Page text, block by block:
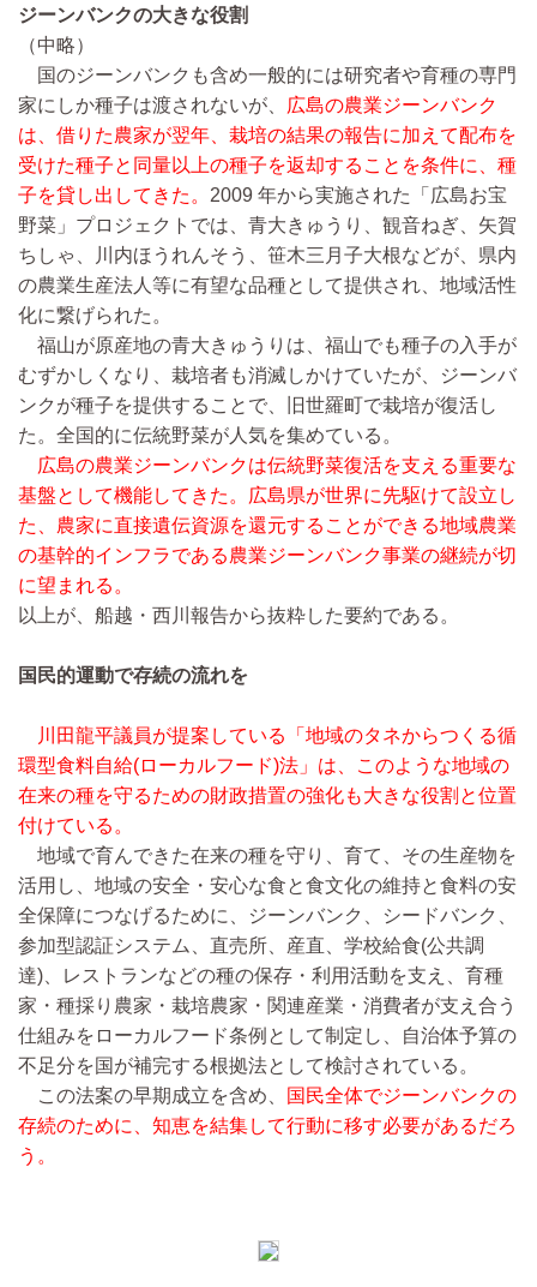
ジーンバンクの大きな役割
（中略）
国のジーンバンクも含め一般的には研究者や育種の専門
家にしか種子は渡されないが、
広島の農業ジーンバンク
は、借りた農家が翌年、栽培の結果の報告に加えて配布を
受けた種子と同量以上の種子を返却することを条件に、種
子を貸し出してきた。 2009 年から実施された「広島お宝
野菜」プロジェクトでは、青大きゅうり、観音ねぎ、矢賀
ちしゃ、川内ほうれんそう、笹木三月子大根などが、県内
の農業生産法人等に有望な品種として提供され、地域活性
化に繋げられた。
福山が原産地の青大きゅうりは、福山でも種子の入手が
むずかしくなり、栽培者も消滅しかけていたが、ジーンバ
ンクが種子を提供することで、旧世羅町で栽培が復活し
た。全国的に伝統野菜が人気を集めている。
広島の農業ジーンバンクは伝統野菜復活を支える重要な
基盤として機能してきた。広島県が世界に先駆けて設立し
た、農家に直接遺伝資源を還元することができる地域農業
の基幹的インフラである農業ジーンバンク事業の継続が切
に望まれる。
以上が、船越・西川報告から抜粋した要約である。
国民的運動で存続の流れを
川田龍平議員が提案している「地域のタネからつくる循
環型食料自給(ローカルフード)法」は、このような地域の
在来の種を守るための財政措置の強化も大きな役割と位置
付けている。
地域で育んできた在来の種を守り、育て、その生産物を
活用し、地域の安全・安心な食と食文化の維持と食料の安
全保障につなげるために、ジーンバンク、シードバンク、
参加型認証システム、直売所、産直、学校給食(公共調
達)、レストランなどの種の保存・利用活動を支え、育種
家・種採り農家・栽培農家・関連産業・消費者が支え合う
仕組みをローカルフード条例として制定し、自治体予算の
不足分を国が補完する根拠法として検討されている。
この法案の早期成立を含め、
国民全体でジーンバンクの
存続のために、知恵を結集して行動に移す必要があるだろ
う。